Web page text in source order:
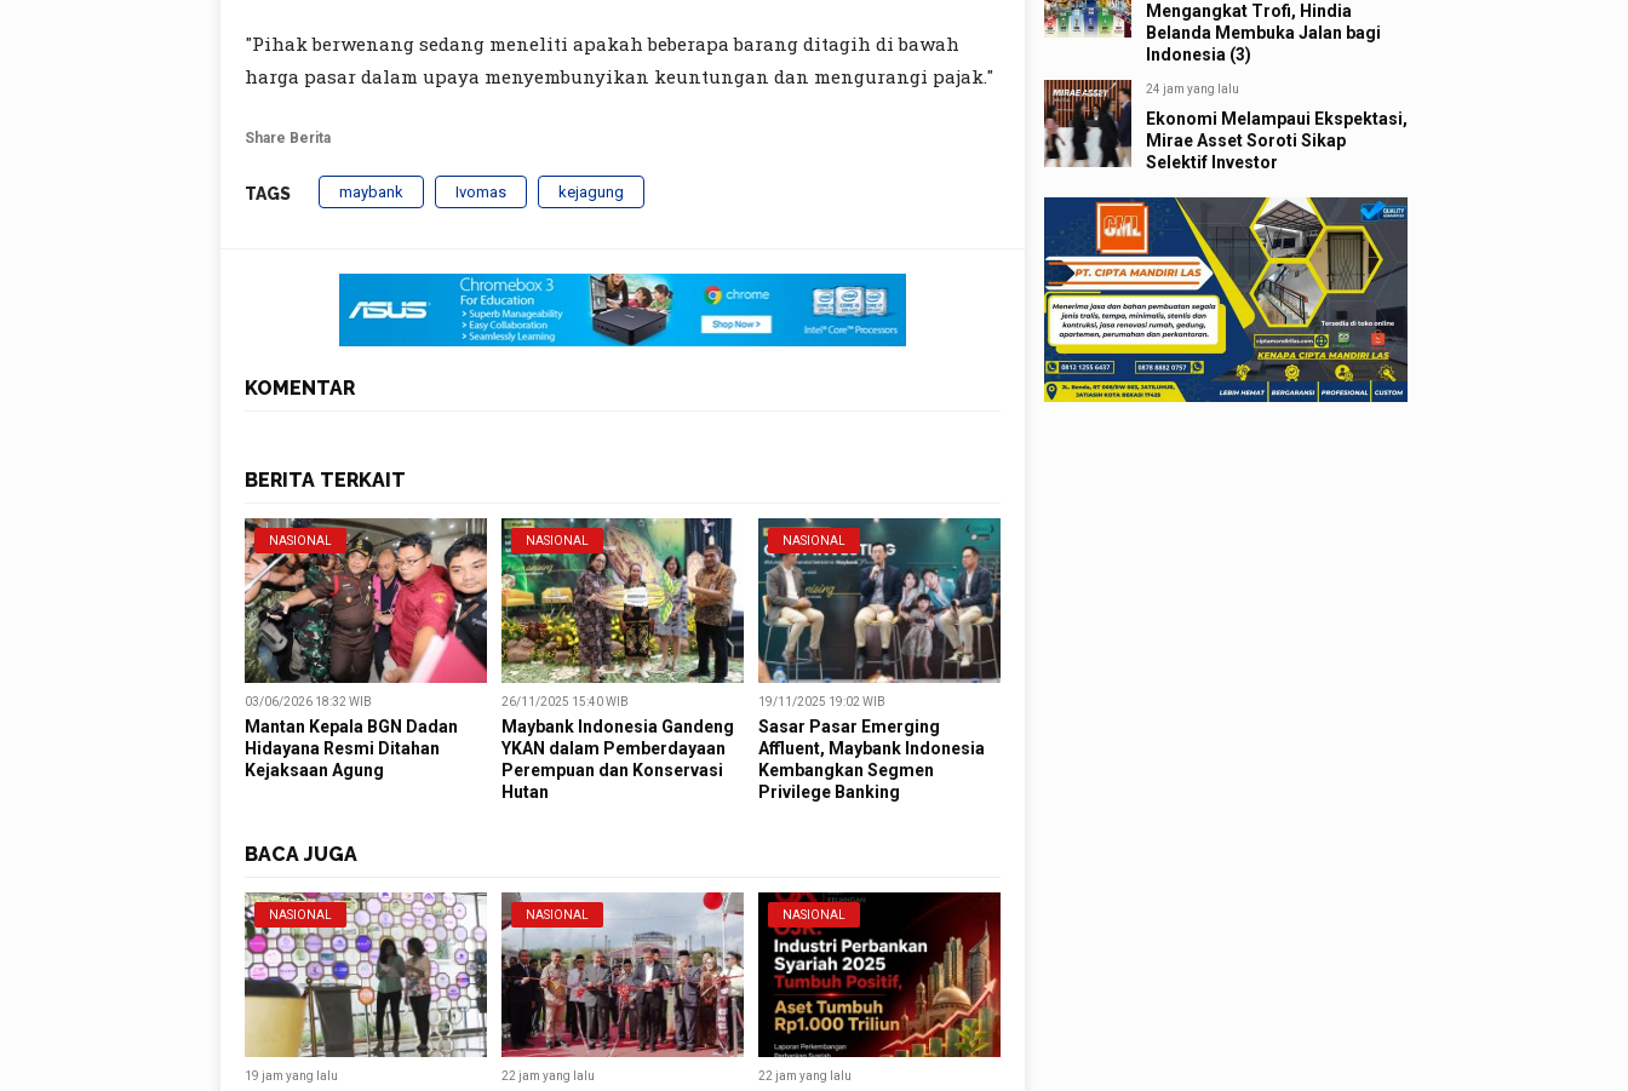
"Pihak berwenang sedang meneliti apakah beberapa barang ditagih di bawah
harga pasar dalam upaya menyembunyikan keuntungan dan mengurangi pajak."
Share Berita
TAGS maybank Ivomas kejagung
KOMENTAR
BERITA TERKAIT
NASIONAL
03/06/2026 18:32 WIB
Mantan Kepala BGN Dadan
Hidayana Resmi Ditahan
Kejaksaan Agung
NASIONAL
26/11/2025 15:40 WIB
Maybank Indonesia Gandeng
YKAN dalam Pemberdayaan
Perempuan dan Konservasi
Hutan
NASIONAL
19/11/2025 19:02 WIB
Sasar Pasar Emerging
Affluent, Maybank Indonesia
Kembangkan Segmen
Privilege Banking
BACA JUGA
NASIONAL
19 jam yang lalu
NASIONAL
22 jam yang lalu
NASIONAL
22 jam yang lalu
Mengangkat Trofi, Hindia
Belanda Membuka Jalan bagi
Indonesia (3)
24 jam yang lalu
Ekonomi Melampaui Ekspektasi,
Mirae Asset Soroti Sikap
Selektif Investor